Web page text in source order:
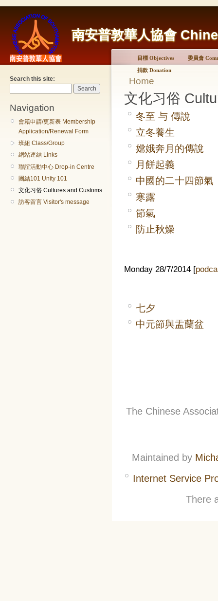
南安普敦華人協會
Search this site:
Navigation
會籍申請/更新表 Membership
Application/Renewal Form
班組 Class/Group
網站連結 Links
聯誼活動中心 Drop-in Centre
團結101 Unity 101
文化习俗 Cultures and Customs
訪客留言 Visitor's message
目標 Objectives 委員會
捐款 Donation
Home
文化习俗
冬至 与 傳說
立冬養生
嫦娥奔月的傳說
月餅起義
中國的二十四節氣
寒露
節氣
防止秋燥
Monday 28/7/2014 [
七夕
中元節與盂蘭盆
The Chinese
Maintained by
Internet Service
There